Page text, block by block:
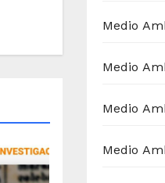
Medio
Medio
Medio
Medio